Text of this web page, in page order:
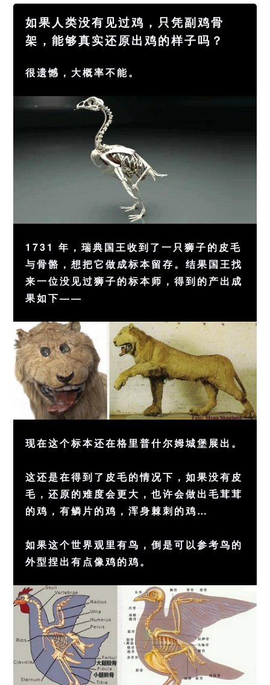
如果人类没有见过鸡，只凭副鸡骨
架，能够真实还原出鸡的样子吗？
很遗憾，大概率不能。
1731 年，瑞典国王收到了一只狮子的皮毛
与骨骼，想把它做成标本留存。结果国王找
来一位没见过狮子的标本师，得到的产出成
果如下——
现在这个标本还在格里普什尔姆城堡展出。
这还是在得到了皮毛的情况下，如果没有皮
毛，还原的难度会更大，也许会做出毛茸茸
的鸡，有鳞片的鸡，浑身棘刺的鸡…
如果这个世界观里有鸟，倒是可以参考鸟的
外型捏出有点像鸡的鸡。